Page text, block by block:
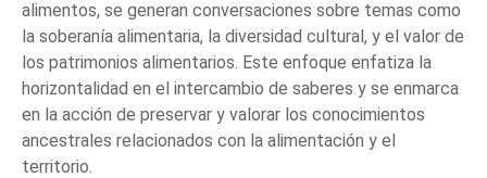
alimentos, se generan conversaciones sobre temas como
la soberanía alimentaria, la diversidad cultural, y el valor de
los patrimonios alimentarios. Este enfoque enfatiza la
horizontalidad en el intercambio de saberes y se enmarca
en la acción de preservar y valorar los conocimientos
ancestrales relacionados con la alimentación y el
territorio.